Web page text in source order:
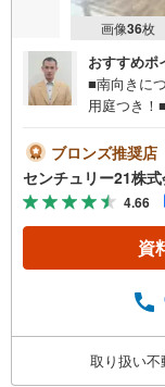
画像36枚
おすすめポ
■南向きに
用庭つき！
ー21ラン
い、大切な
リフォーム
ンのご相談
〇大阪メ
間:10:00
す。ご連
ブロンズ推奨店
センチュリー21株
4.66
資
取り扱い不